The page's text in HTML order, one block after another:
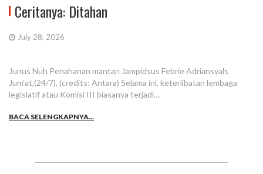
Ceritanya: Ditahan
July 28, 2026
Junus Nuh Penahanan mantan Jampidsus Febrie Adriansyah,
Jum’at,(24/7). (credits: Antara) Selama ini, keterlibatan lembaga
legislatif atau Komisi III biasanya terjadi…
BACA SELENGKAPNYA...